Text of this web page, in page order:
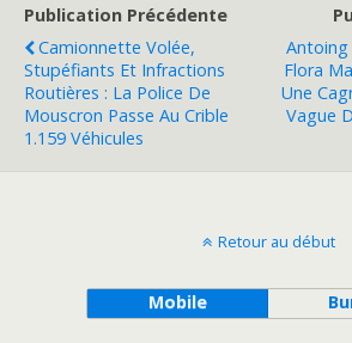
Publication Précédente
Camionnette Volée,
Stupéfiants Et Infractions
Routières : La Police De
Mouscron Passe Au Crible
1.159 Véhicules
Antoing
Flora
Une
Vague
Retour au début
Mobile